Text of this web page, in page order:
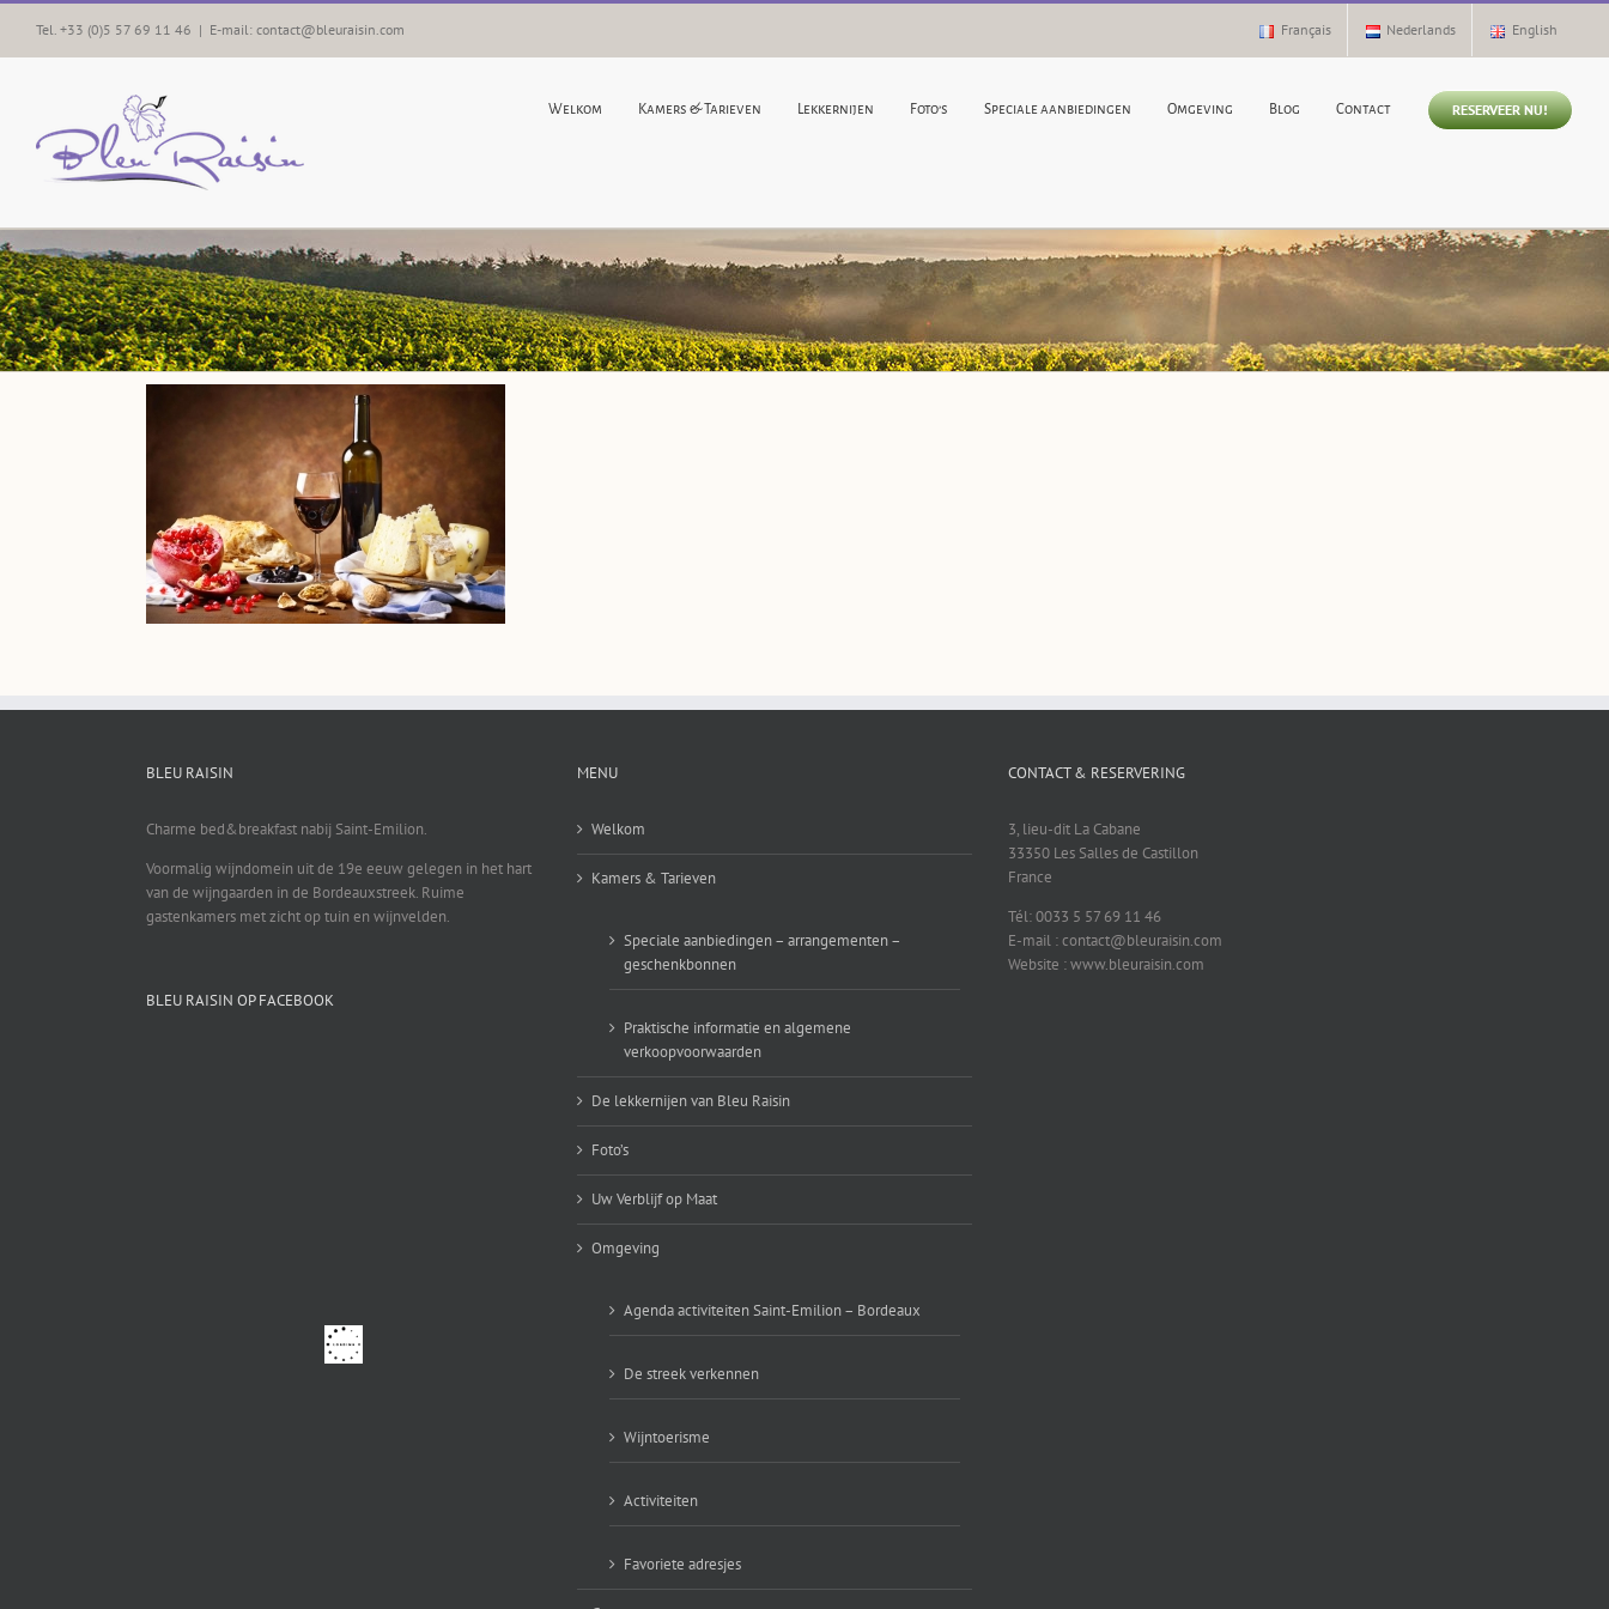
Skip
content
Tel. +33 (0)5 57 69 11 46 | E-mail: contact@bleuraisin.com Français Nederlands English
Welkom Kamers & Tarieven Lekkernijen Foto’s Speciale aanbiedingen Omgeving Blog Contact RESERVEER NU!
BLEU RAISIN
Charme bed&breakfast nabij Saint-Emilion.
Voormalig wijndomein uit de 19e eeuw gelegen in het hart
van de wijngaarden in de Bordeauxstreek. Ruime
gastenkamers met zicht op tuin en wijnvelden.
BLEU RAISIN OP FACEBOOK
MENU
Welkom
Kamers & Tarieven
Speciale aanbiedingen – arrangementen –
geschenkbonnen
Praktische informatie en algemene
verkoopvoorwaarden
De lekkernijen van Bleu Raisin
Foto’s
Uw Verblijf op Maat
Omgeving
Agenda activiteiten Saint-Emilion – Bordeaux
De streek verkennen
Wijntoerisme
Activiteiten
Favoriete adresjes
CONTACT & RESERVERING
3, lieu-dit La Cabane
33350 Les Salles de Castillon
France
Tél: 0033 5 57 69 11 46
E-mail : contact@bleuraisin.com
Website : www.bleuraisin.com